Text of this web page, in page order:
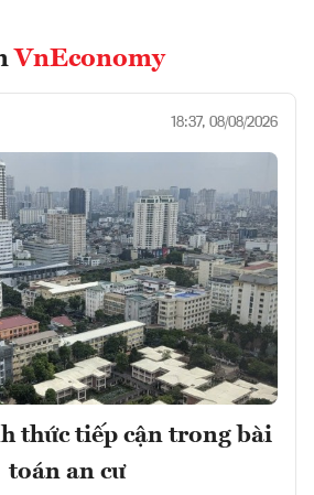
VnEconomy
18:37, 08/08/2026
thức tiếp cận trong bài
toán an cư